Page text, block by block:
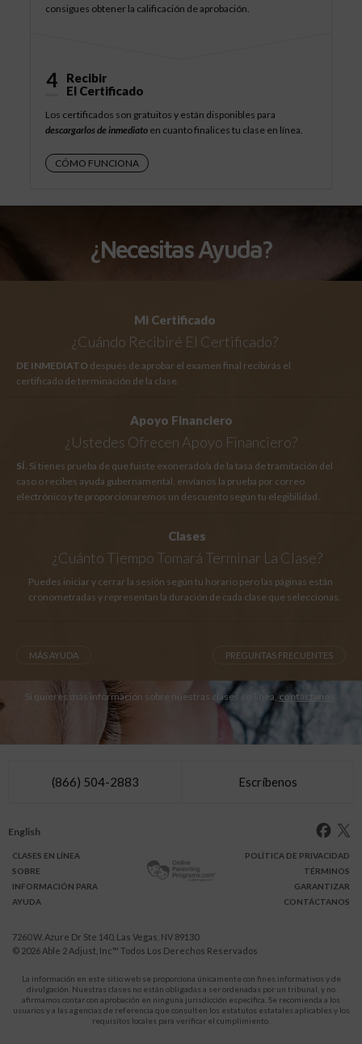
consigues obtener la calificación de aprobación.
4
Recibir
El Certificado
Los certificados son gratuitos y están disponibles para
descargarlos de inmediato en cuanto finalices tu clase en línea.
CÓMO FUNCIONA
¿Necesitas Ayuda?
Mi Certificado
¿Cuándo Recibiré El Certificado?
DE INMEDIATO después de aprobar el examen final recibirás el
certificado de terminación de la clase.
Apoyo Financiero
¿Ustedes Ofrecen Apoyo Financiero?
SÍ. Si tienes prueba de que fuiste exonerado/a de la tasa de tramitación del
caso o recibes ayuda gubernamental, envíanos la prueba por correo
electrónico y te proporcionaremos un descuento según tu elegibilidad.
Clases
¿Cuánto Tiempo Tomará Terminar La Clase?
Puedes iniciar y cerrar la sesión según tu horario pero las páginas están
cronometradas y representan la duración de cada clase que seleccionas.
MÁS AYUDA PREGUNTAS FRECUENTES
Si quieres más información sobre nuestras clases en línea, contáctanos
(866) 504-2883 Escríbenos
English
CLASES EN LÍNEA
SOBRE
INFORMACIÓN PARA
AYUDA
POLÍTICA DE PRIVACIDAD
TÉRMINOS
GARANTIZAR
CONTÁCTANOS
7260 W. Azure Dr Ste 140, Las Vegas, NV 89130
© 2026 Able 2 Adjust, Inc™ Todos Los Derechos Reservados
La información en este sitio web se proporciona únicamente con fines informativos y de
divulgación. Nuestras clases no están obligadas a ser ordenadas por un tribunal, y no
afirmamos contar con aprobación en ninguna jurisdicción específica. Se recomienda a los
usuarios y a las agencias de referencia que consulten los estatutos estatales aplicables y los
requisitos locales para verificar el cumplimiento.